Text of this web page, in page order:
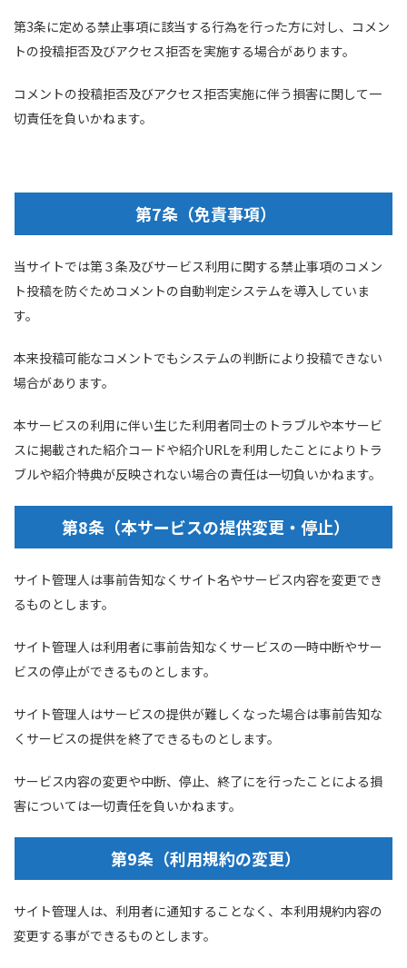
第3条に定める禁止事項に該当する行為を行った方に対し、コメン
トの投稿拒否及びアクセス拒否を実施する場合があります。
コメントの投稿拒否及びアクセス拒否実施に伴う損害に関して一
切責任を負いかねます。
第7条（免責事項）
当サイトでは第３条及びサービス利用に関する禁止事項のコメン
ト投稿を防ぐためコメントの自動判定システムを導入していま
す。
本来投稿可能なコメントでもシステムの判断により投稿できない
場合があります。
本サービスの利用に伴い生じた利用者同士のトラブルや本サービ
スに掲載された紹介コードや紹介URLを利用したことによりトラ
ブルや紹介特典が反映されない場合の責任は一切負いかねます。
第8条（本サービスの提供変更・停止）
サイト管理人は事前告知なくサイト名やサービス内容を変更でき
るものとします。
サイト管理人は利用者に事前告知なくサービスの一時中断やサー
ビスの停止ができるものとします。
サイト管理人はサービスの提供が難しくなった場合は事前告知な
くサービスの提供を終了できるものとします。
サービス内容の変更や中断、停止、終了にを行ったことによる損
害については一切責任を負いかねます。
第9条（利用規約の変更）
サイト管理人は、利用者に通知することなく、本利用規約内容の
変更する事ができるものとします。